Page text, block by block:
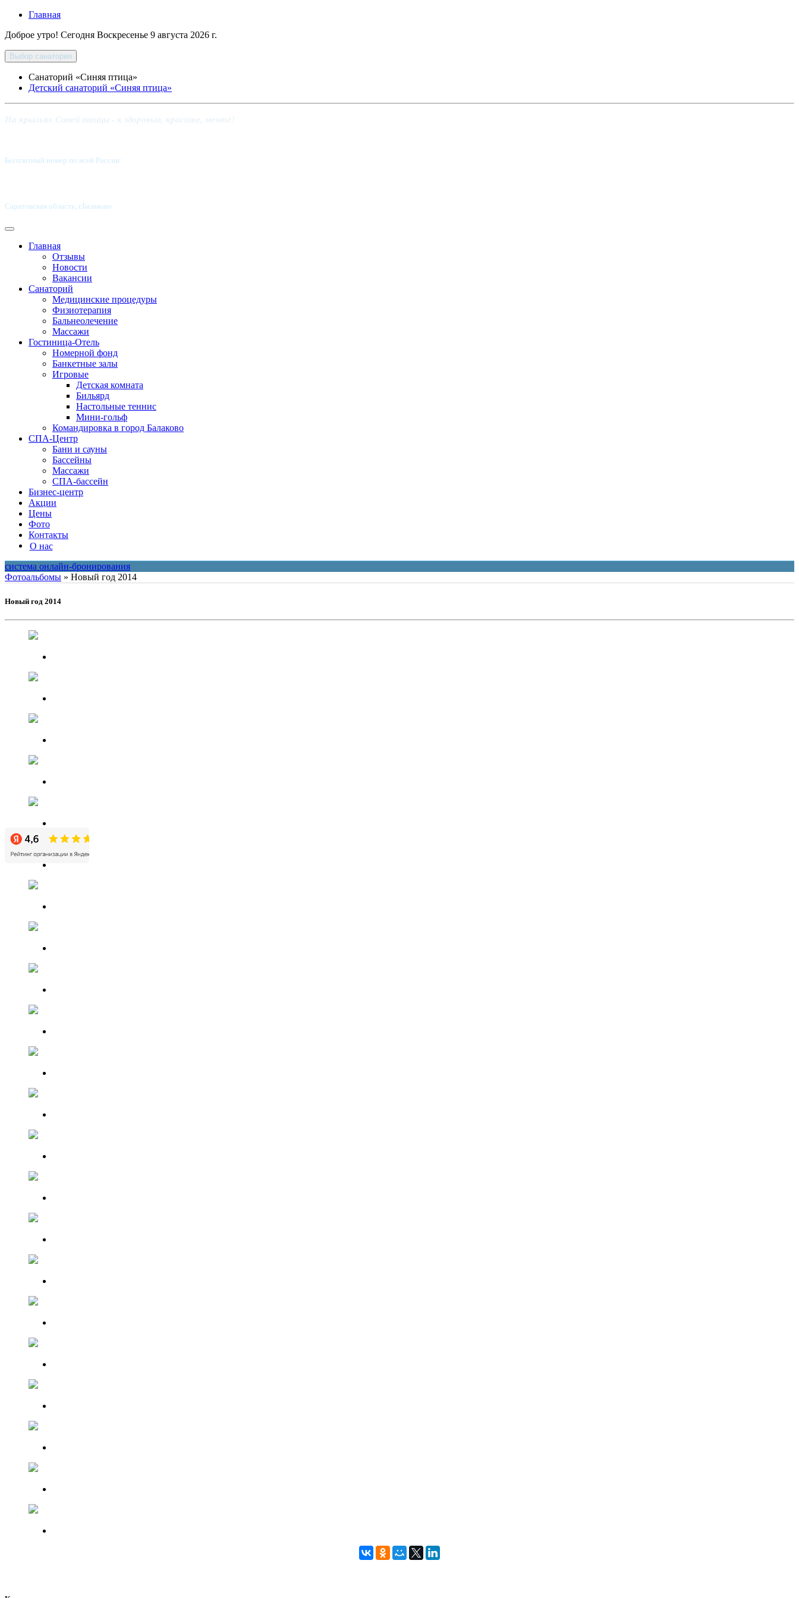
Главная
Доброе утро! Сегодня Воскресенье 9 августа 2026 г.
Выбор санатория
Санаторий «Синяя птица»
Детский санаторий «Синяя птица»
Бесплатный номер по всей России:
Саратовская область, г.Балаково
Главная
Отзывы
Новости
Вакансии
Санаторий
Медицинские процедуры
Физиотерапия
Бальнеолечение
Массажи
Гостиница-Отель
Номерной фонд
Банкетные залы
Игровые
Детская комната
Бильярд
Настольные теннис
Мини-гольф
Командировка в город Балаково
СПА-Центр
Бани и сауны
Бассейны
Массажи
СПА-бассейн
Бизнес-центр
Акции
Цены
Фото
Контакты
О нас
система онлайн-бронирования
Фотоальбомы » Новый год 2014
Новый год 2014